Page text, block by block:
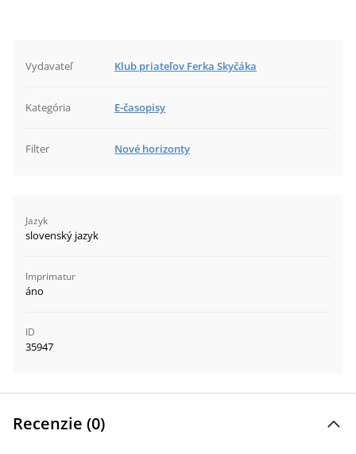
Vydavateľ Klub priateľov Ferka Skyčáka
Kategória E-časopisy
Filter Nové horizonty
Jazyk
slovenský jazyk
Imprimatur
áno
ID
35947
Recenzie (0)